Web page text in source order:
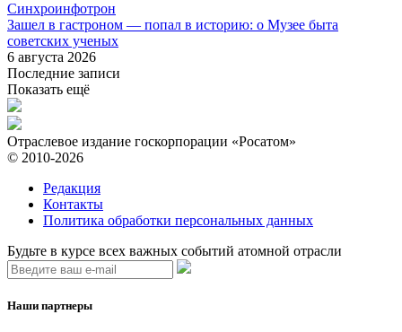
Синхроинфотрон
Зашел в гастроном — попал в историю: о Музее быта
советских ученых
6 августа 2026
Последние записи
Показать ещё
Отраслевое издание госкорпорации «Росатом»
© 2010-2026
Редакция
Контакты
Политика обработки персональных данных
Будьте в курсе всех важных событий атомной отрасли
Наши партнеры